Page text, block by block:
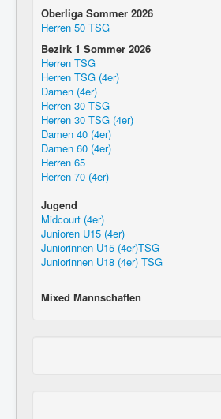
Oberliga Sommer 2026
Herren 50 TSG
Bezirk 1 Sommer 2026
Herren TSG
Herren TSG (4er)
Damen (4er)
Herren 30 TSG
Herren 30 TSG (4er)
Damen 40 (4er)
Damen 60 (4er)
Herren 65
Herren 70 (4er)
Jugend
Midcourt (4er)
Junioren U15 (4er)
Juniorinnen U15 (4er)TSG
Juniorinnen U18 (4er) TSG
Mixed Mannschaften